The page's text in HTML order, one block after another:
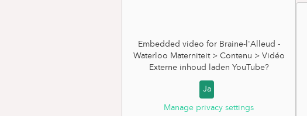
Embedded video for Braine-l'Alleud -
Waterloo Materniteit > Contenu > Vidéo
Externe inhoud laden YouTube?
Ja
Manage privacy settings
Het bezoek aan de
kinderarts